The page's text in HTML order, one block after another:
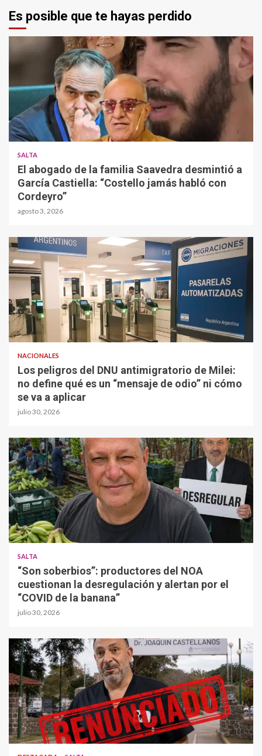
Es posible que te hayas perdido
SALTA
El abogado de la familia Saavedra desmintió a
García Castiella: “Costello jamás habló con
Cordeyro”
agosto 3, 2026
NACIONALES
Los peligros del DNU antimigratorio de Milei:
no define qué es un “mensaje de odio” ni cómo
se va a aplicar
julio 30, 2026
SALTA
“Son soberbios”: productores del NOA
cuestionan la desregulación y alertan por el
“COVID de la banana”
julio 30, 2026